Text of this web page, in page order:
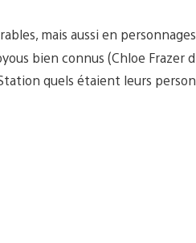
mais aussi en personnages
bien connus (Chloe Frazer
quels étaient leurs